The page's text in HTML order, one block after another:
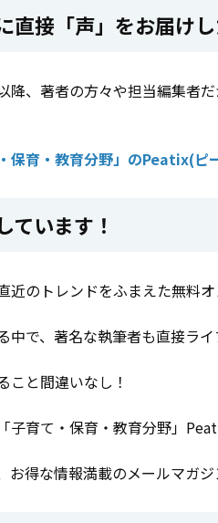
直接「声」をお届け
降、著者の方々や担当編集者
保育・教育分野」のPeatix(ピ
ています！
近のトレンドをふまえた無料
中で、著名な執筆者も直接ラ
こと間違いなし！
子育て・保育・教育分野」
お得な情報満載のメールマガ